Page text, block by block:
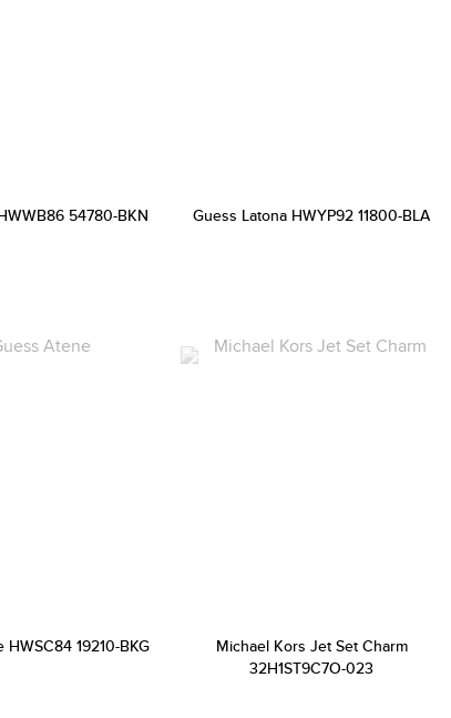
54780-BKN Guess Latona HWYP92 11800-BLA
19210-BKG
Michael Kors Jet Set Charm
32H1ST9C7O-023